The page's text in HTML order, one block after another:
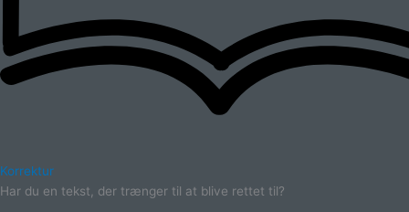
Korrektur
Har du en tekst, der trænger til at blive rettet til?